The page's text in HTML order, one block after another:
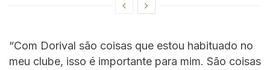
“Com Dorival são coisas que estou habituado no
meu clube, isso é importante para mim. São coisas